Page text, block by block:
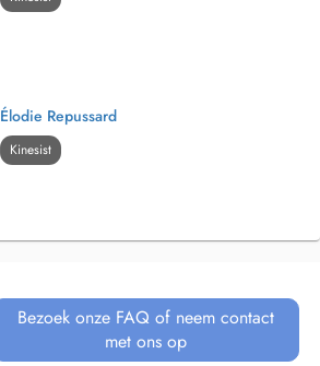
Élodie Repussard
Kinesist
Bezoek onze FAQ of neem contact
met ons op